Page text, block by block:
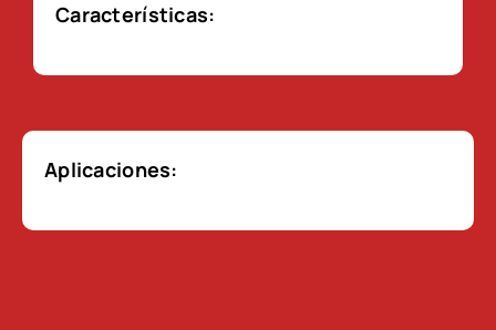
Características:
Aplicaciones: